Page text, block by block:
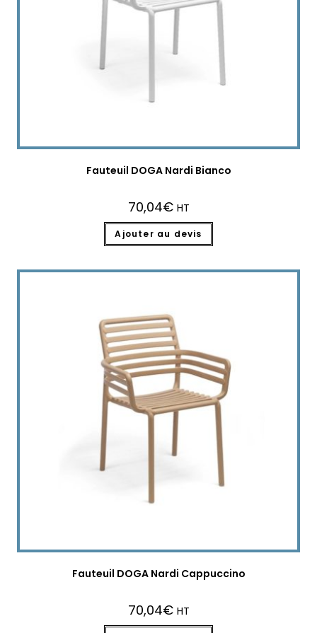
Fauteuil DOGA Nardi Bianco
70,04€ HT
Ajouter au devis
Fauteuil DOGA Nardi Cappuccino
70,04€ HT